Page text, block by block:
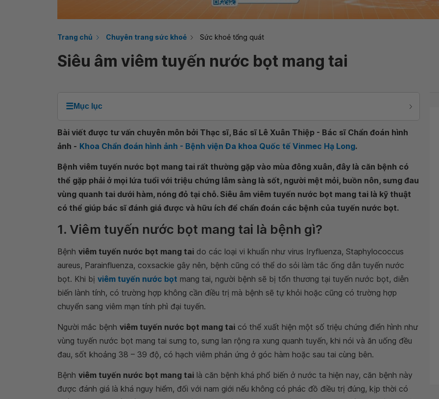
Trang chủ Chuyên trang sức khoẻ Sức khoẻ tổng quát
Siêu âm viêm tuyến nước bọt mang tai
☰Mục lục
Bài viết được tư vấn chuyên môn bởi Thạc sĩ, Bác sĩ Lê Xuân Thiệp - Bác sĩ Chẩn đoán hình
ảnh - Khoa Chẩn đoán hình ảnh - Bệnh viện Đa khoa Quốc tế Vinmec Hạ Long.
Bệnh viêm tuyến nước bọt mang tai rất thường gặp vào mùa đông xuân, đây là căn bệnh có
thể gặp phải ở mọi lứa tuổi với triệu chứng lâm sàng là sốt, người mệt mỏi, buồn nôn, sưng đau
vùng quanh tai dưới hàm, nóng đỏ tại chỗ. Siêu âm viêm tuyến nước bọt mang tai là kỹ thuật
có thể giúp bác sĩ đánh giá được và hữu ích để chẩn đoán các bệnh của tuyến nước bọt.
1. Viêm tuyến nước bọt mang tai là bệnh gì?
Bệnh viêm tuyến nước bọt mang tai do các loại vi khuẩn như virus Iryfluenza, Staphylococcus
aureus, Parainfluenza, coxsackie gây nên, bệnh cũng có thể do sỏi làm tắc ống dẫn tuyến nước
bọt. Khi bị viêm tuyến nước bọt mang tai, người bệnh sẽ bị tổn thương tại tuyến nước bọt, diễn
biến lành tính, có trường hợp không cần điều trị mà bệnh sẽ tự khỏi hoặc cũng có trường hợp
chuyển sang viêm mạn tính phì đại tuyến.
Người mắc bệnh viêm tuyến nước bọt mang tai có thể xuất hiện một số triệu chứng điển hình như
vùng tuyến nước bọt mang tai sưng to, sưng lan rộng ra xung quanh tuyến, khi nói và ăn uống đều
đau, sốt khoảng 38 – 39 độ, có hạch viêm phản ứng ở góc hàm hoặc sau tai cùng bên.
Bệnh viêm tuyến nước bọt mang tai là căn bệnh khá phổ biến ở nước ta hiện nay, căn bệnh này
được đánh giá là khá nguy hiểm, đối với nam giới nếu không có phác đồ điều trị đúng, kịp thời có